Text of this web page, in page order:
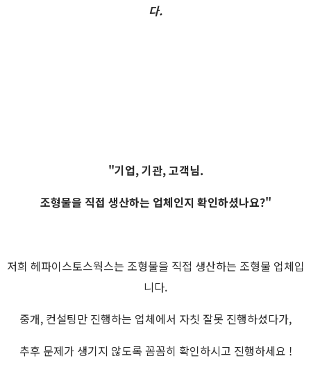
다.
"기업, 기관, 고객님.
조형물을 직접 생산하는 업체인지 확인하셨나요?"
저희 헤파이스토스웍스는 조형물을 직접 생산하는 조형물 업체입
니다.
중개, 컨설팅만 진행하는 업체에서 자칫 잘못 진행하셨다가,
추후 문제가 생기지 않도록 꼼꼼히 확인하시고 진행하세요 !